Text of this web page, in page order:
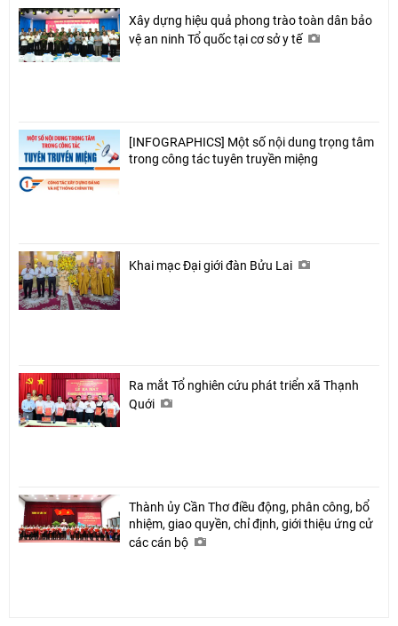
Xây dựng hiệu quả phong trào toàn dân bảo
vệ an ninh Tổ quốc tại cơ sở y tế
[INFOGRAPHICS] Một số nội dung trọng tâm
trong công tác tuyên truyền miệng
Khai mạc Đại giới đàn Bửu Lai
Ra mắt Tổ nghiên cứu phát triển xã Thạnh
Quới
Thành ủy Cần Thơ điều động, phân công, bổ
nhiệm, giao quyền, chỉ định, giới thiệu ứng cử
các cán bộ